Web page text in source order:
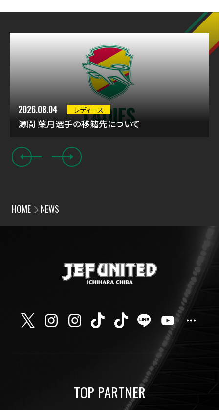
2026.08.04 レディース
源間 葉月選手の移籍先について
HOME NEWS
TOP PARTNER